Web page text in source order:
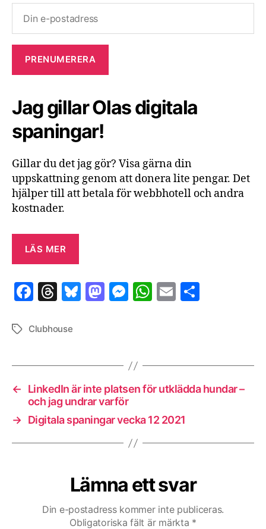
Jag gillar Olas digitala
spaningar!
Gillar du det jag gör? Visa gärna din
uppskattning genom att donera lite pengar. Det
hjälper till att betala för webbhotell och andra
kostnader.
LÄS MER
F
c
b
o
o
k
T
re
d
s
Bl
y
M
o
n
M
g
er
W
A
p
E
EtiketterClubhouse
←
LinkedIn är inte platsen för utklädda hundar –
och jag undrar varför
→ Digitala spaningar vecka 12 2021
Lämna ett svar
Din e-postadress kommer inte publiceras.
Obligatoriska fält är märkta *